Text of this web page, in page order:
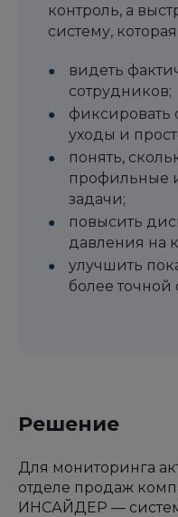
контроль, а
систему,
видеть
сотрудников;
фиксировать
уходы и
понять,
профильные
задачи;
повысить
давления на
улучшить
более точной
Решение
Для мониторинга
отделе продаж
ИНСАЙДЕР —